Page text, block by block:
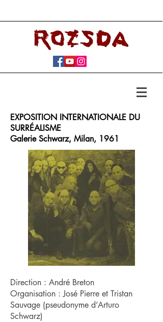
EXPOSITION INTERNATIONALE DU
SURRÉALISME
Galerie Schwarz, ​Milan, 1961
Direction : André Breton
Organisation : José Pierre et Tristan
Sauvage (pseudonyme d’Arturo
Schwarz)